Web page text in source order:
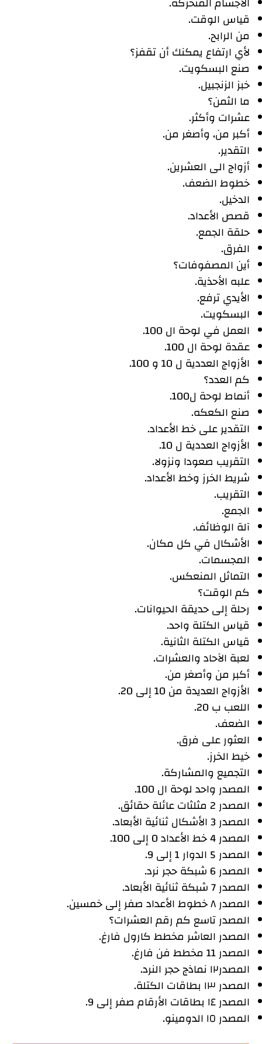
قياس الوقت.
من الرابح.
لأي ارتفاع يمكنك أن تقفز؟
صنع البسكويت.
خبز الزنجبيل.
ما الثمن؟
عشرات وأكثر.
أكبر من، وأصغر من.
التقدير.
أزواج الى العشرين.
خطوط الضعف.
الدخيل.
قصص الأعداد.
حلقة الجمع.
الفرق.
أين المصفوفات؟
علبه الأحذية.
الأيدي ترفع.
البسكويت.
العمل في لوحة ال 100.
عقدة لوحة ال 100.
الأزواج العددية ل 10 و 100.
كم العدد؟
أنماط لوحة ل100.
صنع الكعكه.
التقدير على خط الأعداد.
الأزواج العددية ل 10.
التقريب صعودا ونزولا.
شريط الخرز وخط الأعداد.
التقريب.
الجمع.
آلة الوظائف.
الأشكال في كل مكان.
المجسمات.
التماثل المنعكس.
كم الوقت؟
رحلة إلى حديقة الحيوانات.
قياس الكتلة واحد.
قياس الكتلة الثانية.
لعبة الآحاد والعشرات.
أكبر من وأصغر من.
الأزواج العديدة من 10 إلى 20.
اللعب ب 20.
الضعف.
العثور على فرق.
خيط الخرز.
التجميع والمشاركة.
المصدر واحد لوحة ال 100.
المصدر 2 مثلثات عائلة حقائق.
المصدر 3 الأشكال ثنائية الأبعاد.
المصدر 4 خط الأعداد 0 إلى 100.
المصدر 5 الدوار 1 إلى 9.
المصدر 6 شبكة حجر نرد.
المصدر 7 شبكة ثنائية الأبعاد.
المصدر ٨ خطوط الأعداد صفر إلى خمسين.
المصدر تاسع كم رقم العشرات؟
المصدر العاشر مخطط كارول فارغ.
المصدر 11 مخطط فن فارغ.
المصدر١٢ نماذج حجر النرد.
المصدر ١٣ بطاقات الكتلة.
المصدر ١٤ بطاقات الأرقام صفر إلى 9.
المصدر ١٥ الدومينو.